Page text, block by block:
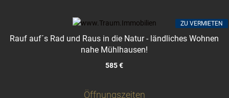
Rauf auf´s Rad und Raus in die Natur - ländliches Wohnen
nahe Mühlhausen!
585 €
ZU VERMIETEN
Öffnungszeiten